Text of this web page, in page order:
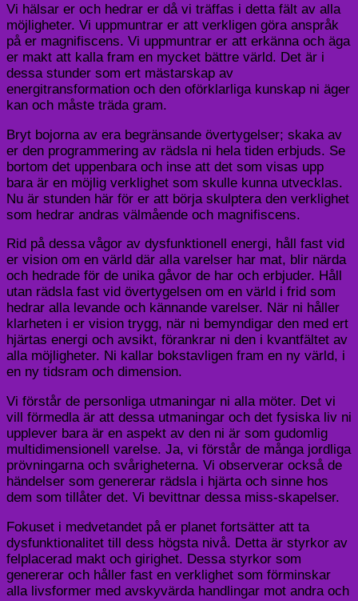
Vi hälsar er och hedrar er då vi träffas i detta fält av alla
möjligheter. Vi uppmuntrar er att verkligen göra anspråk
på er magnifiscens. Vi uppmuntrar er att erkänna och äga
er makt att kalla fram en mycket bättre värld. Det är i
dessa stunder som ert mästarskap av
energitransformation och den oförklarliga kunskap ni äger
kan och måste träda gram.
Bryt bojorna av era begränsande övertygelser; skaka av
er den programmering av rädsla ni hela tiden erbjuds. Se
bortom det uppenbara och inse att det som visas upp
bara är en möjlig verklighet som skulle kunna utvecklas.
Nu är stunden här för er att börja skulptera den verklighet
som hedrar andras välmående och magnifiscens.
Rid på dessa vågor av dysfunktionell energi, håll fast vid
er vision om en värld där alla varelser har mat, blir närda
och hedrade för de unika gåvor de har och erbjuder. Håll
utan rädsla fast vid övertygelsen om en värld i frid som
hedrar alla levande och kännande varelser. När ni håller
klarheten i er vision trygg, när ni bemyndigar den med ert
hjärtas energi och avsikt, förankrar ni den i kvantfältet av
alla möjligheter. Ni kallar bokstavligen fram en ny värld, i
en ny tidsram och dimension.
Vi förstår de personliga utmaningar ni alla möter. Det vi
vill förmedla är att dessa utmaningar och det fysiska liv ni
upplever bara är en aspekt av den ni är som gudomlig
multidimensionell varelse. Ja, vi förstår de många jordliga
prövningarna och svårigheterna. Vi observerar också de
händelser som genererar rädsla i hjärta och sinne hos
dem som tillåter det. Vi bevittnar dessa miss-skapelser.
Fokuset i medvetandet på er planet fortsätter att ta
dysfunktionalitet till dess högsta nivå. Detta är styrkor av
felplacerad makt och girighet. Dessa styrkor som
genererar och håller fast en verklighet som förminskar
alla livsformer med avskyvärda handlingar mot andra och